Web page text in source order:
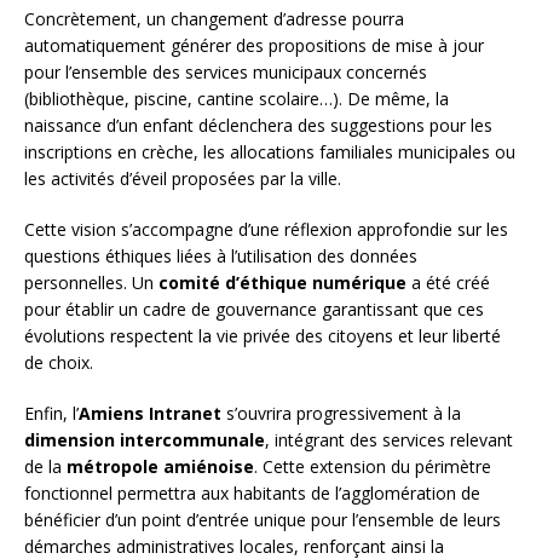
Concrètement, un changement d’adresse pourra
automatiquement générer des propositions de mise à jour
pour l’ensemble des services municipaux concernés
(bibliothèque, piscine, cantine scolaire…). De même, la
naissance d’un enfant déclenchera des suggestions pour les
inscriptions en crèche, les allocations familiales municipales ou
les activités d’éveil proposées par la ville.
Cette vision s’accompagne d’une réflexion approfondie sur les
questions éthiques liées à l’utilisation des données
personnelles. Un comité d’éthique numérique a été créé
pour établir un cadre de gouvernance garantissant que ces
évolutions respectent la vie privée des citoyens et leur liberté
de choix.
Enfin, l’Amiens Intranet s’ouvrira progressivement à la
dimension intercommunale, intégrant des services relevant
de la métropole amiénoise. Cette extension du périmètre
fonctionnel permettra aux habitants de l’agglomération de
bénéficier d’un point d’entrée unique pour l’ensemble de leurs
démarches administratives locales, renforçant ainsi la